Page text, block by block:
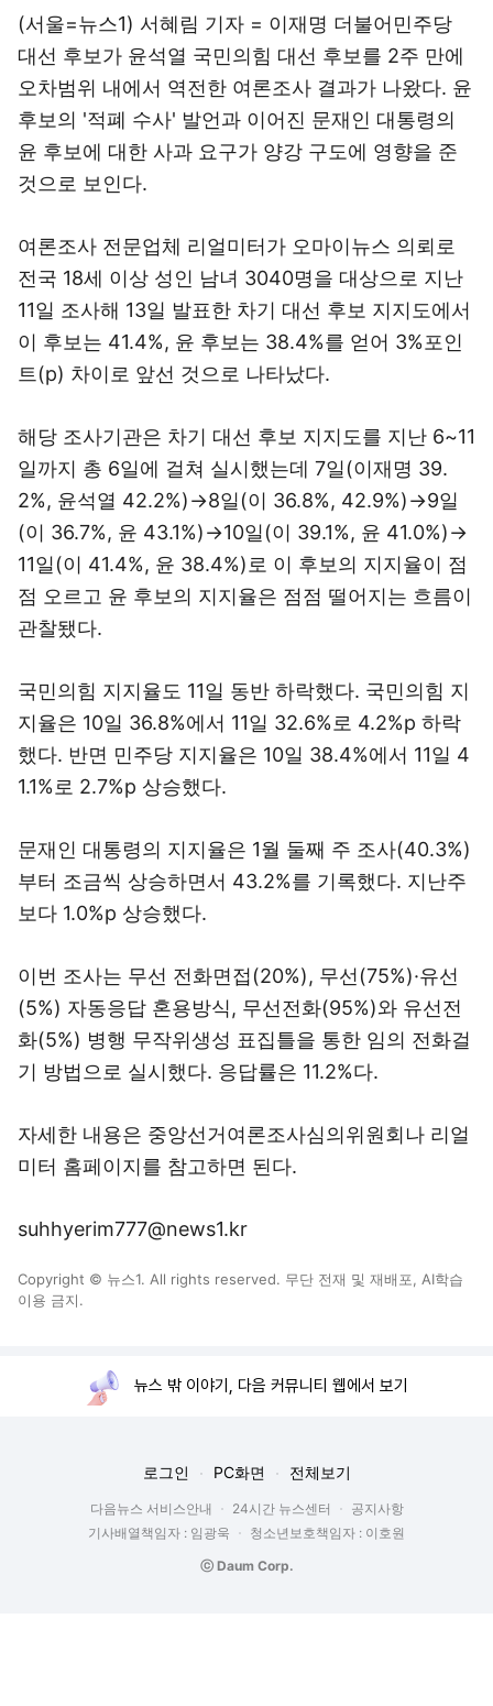
(서울=뉴스1) 서혜림 기자 = 이재명 더불어민주당
대선 후보가 윤석열 국민의힘 대선 후보를 2주 만에
오차범위 내에서 역전한 여론조사 결과가 나왔다. 윤
후보의 '적폐 수사' 발언과 이어진 문재인 대통령의
윤 후보에 대한 사과 요구가 양강 구도에 영향을 준
것으로 보인다.
여론조사 전문업체 리얼미터가 오마이뉴스 의뢰로
전국 18세 이상 성인 남녀 3040명을 대상으로 지난
11일 조사해 13일 발표한 차기 대선 후보 지지도에서
이 후보는 41.4%, 윤 후보는 38.4%를 얻어 3%포인
트(p) 차이로 앞선 것으로 나타났다.
해당 조사기관은 차기 대선 후보 지지도를 지난 6~11
일까지 총 6일에 걸쳐 실시했는데 7일(이재명 39.
2%, 윤석열 42.2%)→8일(이 36.8%, 42.9%)→9일
(이 36.7%, 윤 43.1%)→10일(이 39.1%, 윤 41.0%)→
11일(이 41.4%, 윤 38.4%)로 이 후보의 지지율이 점
점 오르고 윤 후보의 지지율은 점점 떨어지는 흐름이
관찰됐다.
국민의힘 지지율도 11일 동반 하락했다. 국민의힘 지
지율은 10일 36.8%에서 11일 32.6%로 4.2%p 하락
했다. 반면 민주당 지지율은 10일 38.4%에서 11일 4
1.1%로 2.7%p 상승했다.
문재인 대통령의 지지율은 1월 둘째 주 조사(40.3%)
부터 조금씩 상승하면서 43.2%를 기록했다. 지난주
보다 1.0%p 상승했다.
이번 조사는 무선 전화면접(20%), 무선(75%)·유선
(5%) 자동응답 혼용방식, 무선전화(95%)와 유선전
화(5%) 병행 무작위생성 표집틀을 통한 임의 전화걸
기 방법으로 실시했다. 응답률은 11.2%다.
자세한 내용은 중앙선거여론조사심의위원회나 리얼
미터 홈페이지를 참고하면 된다.
suhhyerim777@news1.kr
Copyright © 뉴스1. All rights reserved. 무단 전재 및 재배포, AI학습
이용 금지.
뉴스 밖 이야기, 다음 커뮤니티 웹에서 보기
로그인 PC화면 전체보기
다음뉴스 서비스안내 24시간 뉴스센터
공지사항
기사배열책임자 : 임광욱
청소년보호책임자 : 이호원
ⓒ Daum Corp.